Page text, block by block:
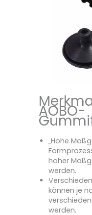
AOBO-
„Hohe
hoher
werden.
können je
werden.